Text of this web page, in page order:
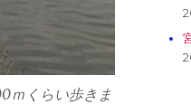
ｍくらい歩きま